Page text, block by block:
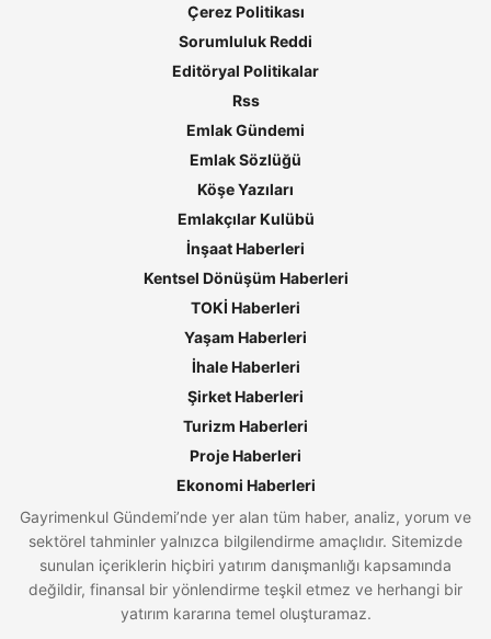
Çerez Politikası
Sorumluluk Reddi
Editöryal Politikalar
Rss
Emlak Gündemi
Emlak Sözlüğü
Köşe Yazıları
Emlakçılar Kulübü
İnşaat Haberleri
Kentsel Dönüşüm Haberleri
TOKİ Haberleri
Yaşam Haberleri
İhale Haberleri
Şirket Haberleri
Turizm Haberleri
Proje Haberleri
Ekonomi Haberleri
Gayrimenkul Gündemi’nde yer alan tüm haber, analiz, yorum ve
sektörel tahminler yalnızca bilgilendirme amaçlıdır. Sitemizde
sunulan içeriklerin hiçbiri yatırım danışmanlığı kapsamında
değildir, finansal bir yönlendirme teşkil etmez ve herhangi bir
yatırım kararına temel oluşturamaz.